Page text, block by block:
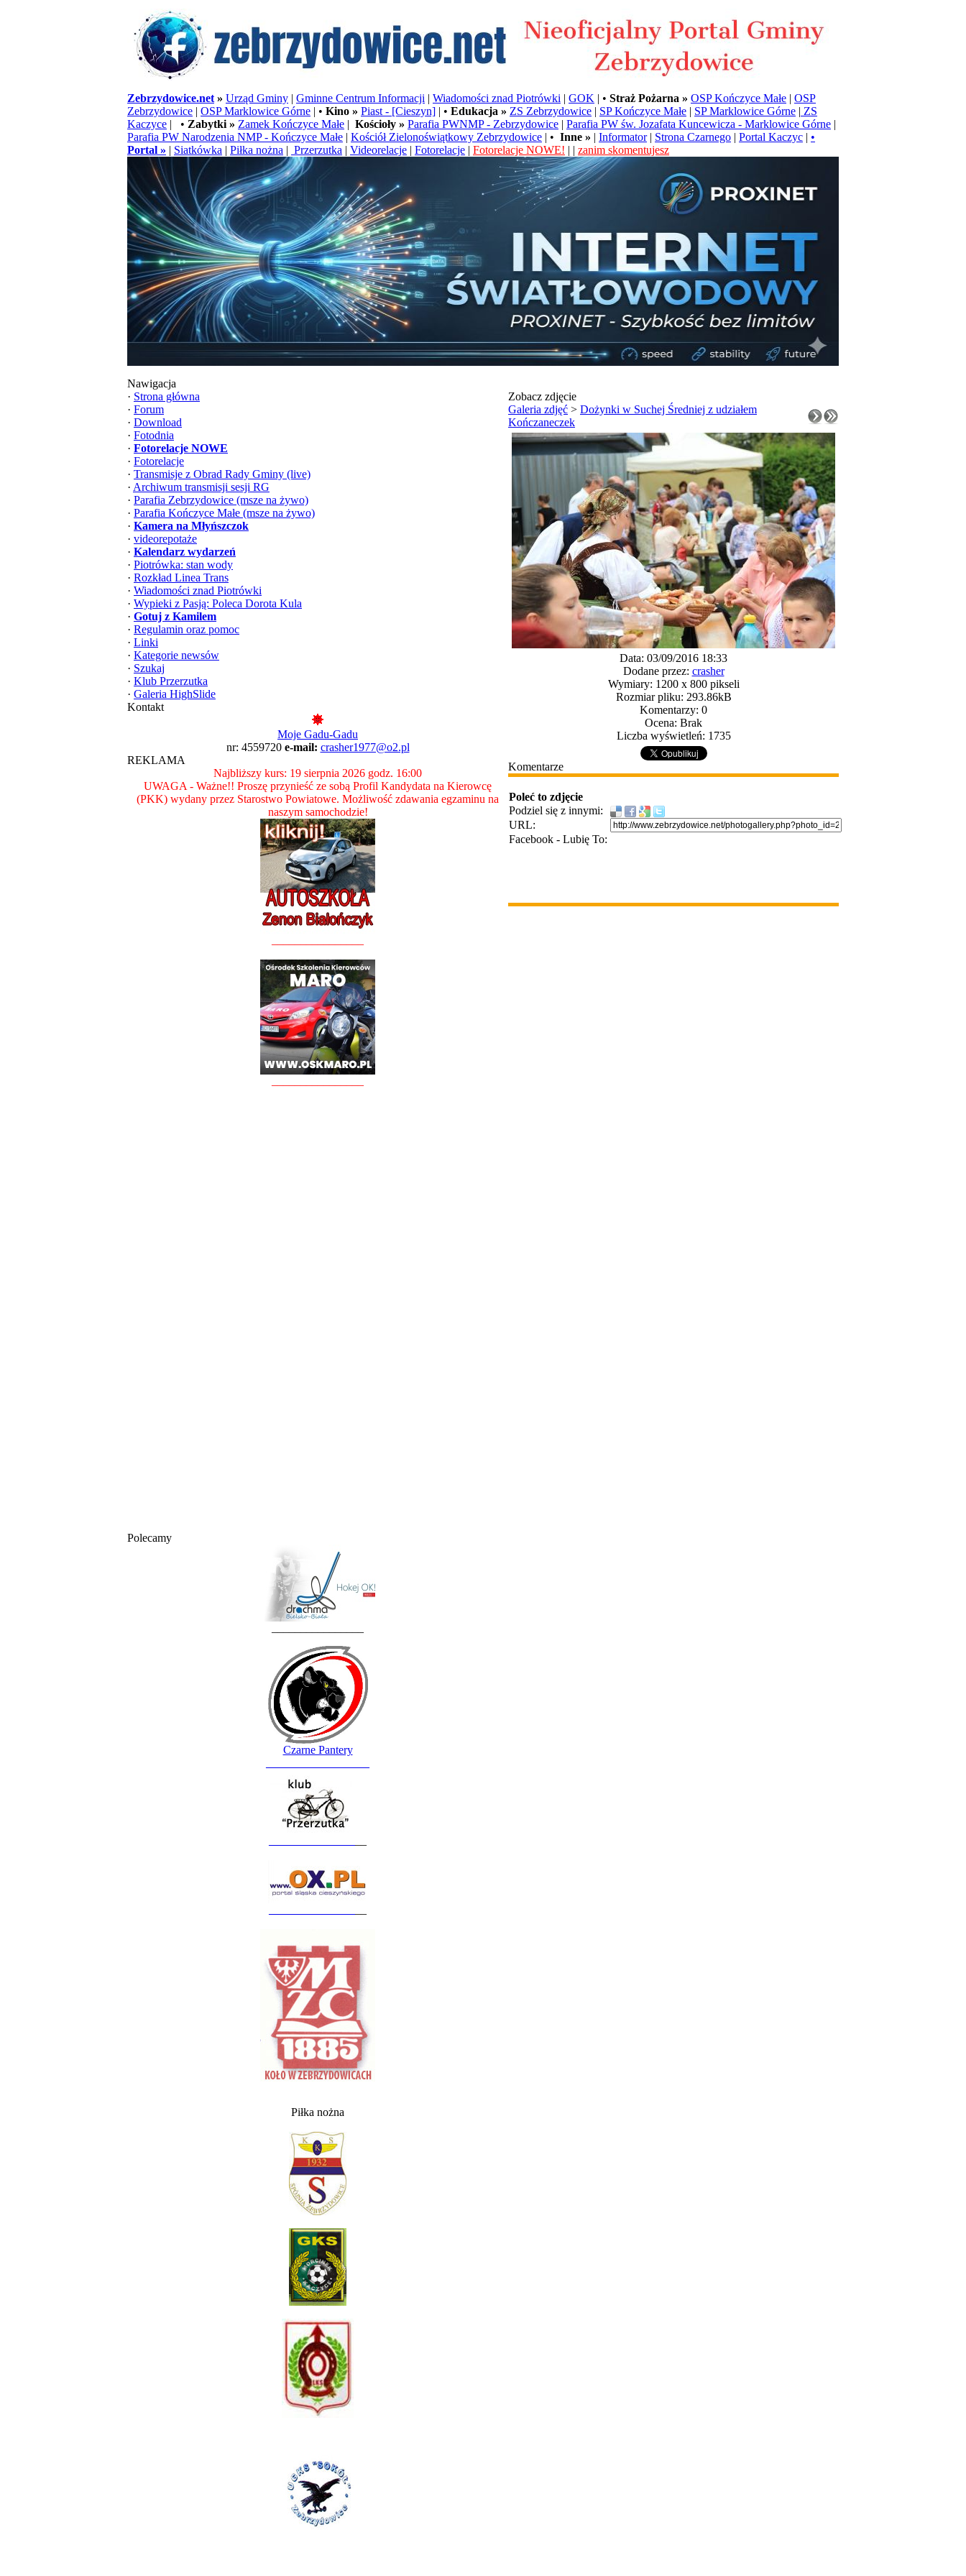
Zebrzydowice.net » Urząd Gminy | Gminne Centrum Informacji | Wiadomości znad Piotrówki | GOK | • Straż Pożarna » OSP Kończyce Małe | OSP
Zebrzydowice | OSP Marklowice Górne | • Kino » Piast - [Cieszyn] | • Edukacja » ZS Zebrzydowice | SP Kończyce Małe | SP Marklowice Górne | ZS
Kaczyce | • Zabytki » Zamek Kończyce Małe | Kościoły » Parafia PWNMP - Zebrzydowice | Parafia PW św. Jozafata Kuncewicza - Marklowice Górne |
Parafia PW Narodzenia NMP - Kończyce Małe | Kościół Zielonoświątkowy Zebrzydowice | • Inne » | Informator| Strona Czarnego | Portal Kaczyc | •
Portal » | Siatkówka | Piłka nożna | Przerzutka | Videorelacje | Fotorelacje | Fotorelacje NOWE! | | zanim skomentujesz
Nawigacja
· Strona główna
· Forum
· Download
· Fotodnia
· Fotorelacje NOWE
· Fotorelacje
· Transmisje z Obrad Rady Gminy (live)
· Archiwum transmisji sesji RG
· Parafia Zebrzydowice (msze na żywo)
· Parafia Kończyce Małe (msze na żywo)
· Kamera na Młyńszczok
· videorepotaże
· Kalendarz wydarzeń
· Piotrówka: stan wody
· Rozkład Linea Trans
· Wiadomości znad Piotrówki
· Wypieki z Pasją: Poleca Dorota Kula
· Gotuj z Kamilem
· Regulamin oraz pomoc
· Linki
· Kategorie newsów
· Szukaj
· Klub Przerzutka
· Galeria HighSlide
Kontakt
Moje Gadu-Gadu
nr: 4559720 e-mail: crasher1977@o2.pl
REKLAMA
Najbliższy kurs: 19 sierpnia 2026 godz. 16:00
UWAGA - Ważne!! Proszę przynieść ze sobą Profil Kandydata na Kierowcę
(PKK) wydany przez Starostwo Powiatowe. Możliwość zdawania egzaminu na
naszym samochodzie!
Polecamy
Czarne Pantery
Piłka nożna
Zobacz zdjęcie
Galeria zdjęć > Dożynki w Suchej Średniej z udziałem
Kończaneczek
Data: 03/09/2016 18:33
Dodane przez: crasher
Wymiary: 1200 x 800 pikseli
Rozmiar pliku: 293.86kB
Komentarzy: 0
Ocena: Brak
Liczba wyświetleń: 1735
Komentarze
Poleć to zdjęcie
Podziel się z innymi:
URL:
Facebook - Lubię To: